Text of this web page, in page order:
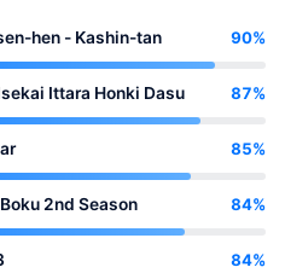
hen - Kashin-tan 90%
Ittara Honki Dasu 87%
85%
2nd Season 84%
84%